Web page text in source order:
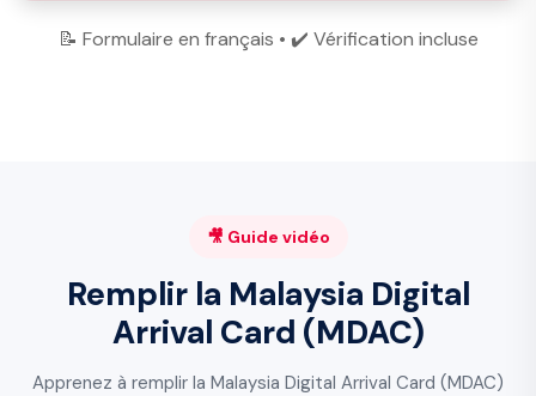
📝 Formulaire en français • ✔️ Vérification incluse
🎥 Guide vidéo
Remplir la Malaysia Digital
Arrival Card (MDAC)
Apprenez à remplir la Malaysia Digital Arrival Card (MDAC)